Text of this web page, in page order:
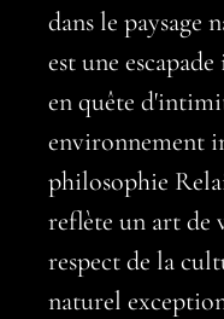
dans le paysage
est une
en quête
environnement
philosophie
reflète un art de
respect de la
naturel